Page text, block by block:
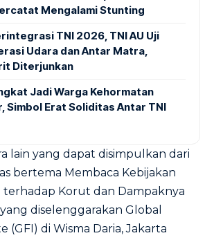
Mengalami Stunting
TNI 2026, TNI AU Uji
Udara dan Antar Matra,
Diterjunkan
Jadi Warga Kehormatan
Simbol Erat Soliditas Antar TNI
lain yang dapat disimpulkan dari
bertema Membaca Kebijakan
terhadap Korut dan Dampaknya
diselenggarakan Global
di Wisma Daria, Jakarta